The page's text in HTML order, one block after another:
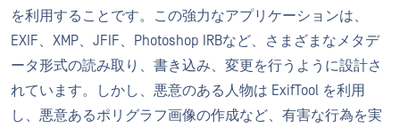
を利用することです。この強力なアプリケーションは、
EXIF、XMP、JFIF、Photoshop IRBなど、さまざまなメタデ
ータ形式の読み取り、書き込み、変更を行うように設計さ
れています。しかし、悪意のある人物は ExifTool を利用
し、悪意あるポリグラフ画像の作成など、有害な行為を実